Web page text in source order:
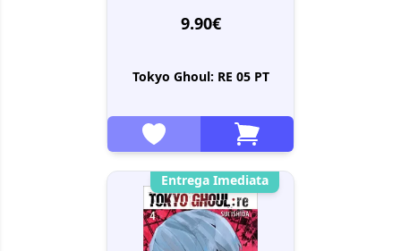
9.90€
Tokyo Ghoul: RE 05 PT
Entrega Imediata